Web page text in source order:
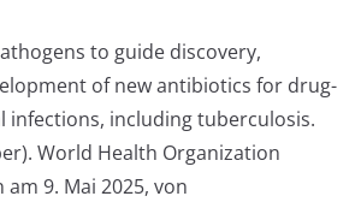
to guide discovery,
of new antibiotics for drug-
infections, including tuberculosis.
World Health Organization
am 9. Mai 2025, von